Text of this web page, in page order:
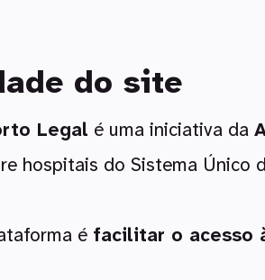
do site
Legal é uma iniciativa da
hospitais do Sistema Único
é facilitar o acesso